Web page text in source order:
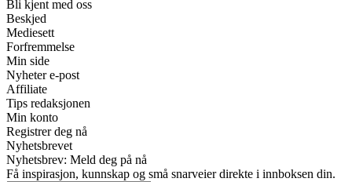
Bli kjent med oss
Beskjed
Mediesett
Forfremmelse
Min side
Nyheter e-post
Affiliate
Tips redaksjonen
Min konto
Registrer deg nå
Nyhetsbrevet
Nyhetsbrev: Meld deg på nå
Få inspirasjon, kunnskap og små snarveier direkte i innboksen din.